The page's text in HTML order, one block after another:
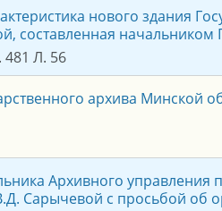
нового здания
составленная
Л. 56
архива Минской
Архивного управления
Сарычевой с просьбой об